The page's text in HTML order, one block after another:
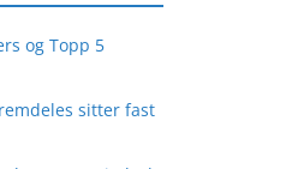
og Topp 5
sitter fast